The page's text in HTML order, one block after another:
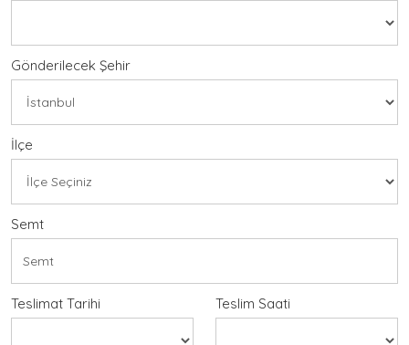
Gönderilecek Şehir
İlçe
Semt
Teslimat Tarihi Teslim Saati